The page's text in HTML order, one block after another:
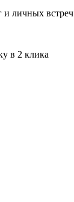
и личных встреч
в 2 клика